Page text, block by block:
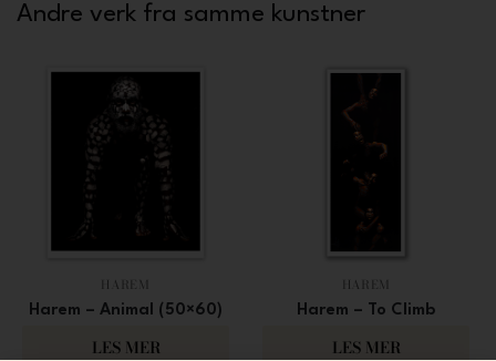
Andre verk fra samme kunstner
HAREM
Harem – Animal (50×60)
3 500
LES MER
HAREM
Harem – To Climb
3 000
LES MER